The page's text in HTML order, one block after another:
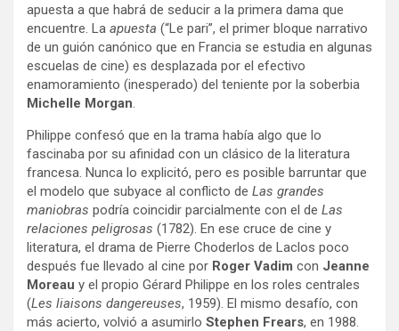
apuesta a que habrá de seducir a la primera dama que
encuentre. La apuesta (“Le pari”, el primer bloque narrativo
de un guión canónico que en Francia se estudia en algunas
escuelas de cine) es desplazada por el efectivo
enamoramiento (inesperado) del teniente por la soberbia
Michelle Morgan
Philippe confesó que en la trama había algo que lo
fascinaba por su afinidad con un clásico de la literatura
francesa. Nunca lo explicitó, pero es posible barruntar que
el modelo que subyace al conflicto de Las grandes
maniobras podría coincidir parcialmente con el de Las
relaciones peligrosas (1782). En ese cruce de cine y
literatura, el drama de Pierre Choderlos de Laclos poco
después fue llevado al cine por Roger Vadim con Jeanne
Moreau y el propio Gérard Philippe en los roles centrales
(Les liaisons dangereuses, 1959). El mismo desafío, con
más acierto, volvió a asumirlo Stephen Frears, en 1988.